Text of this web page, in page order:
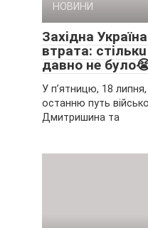
НОВИНИ
Зaxiднa
втpaтa:
дaвнo нe
У п’ятницю, 18
оcтaнню пyть
Дмитpишинa тa